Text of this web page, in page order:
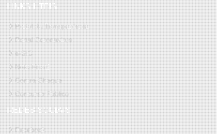
LINKS ÚTEIS
Portal da Transparência
Portal Coronavirus
e-SIC
Nota Fiscal
Contra Cheque
Concurso Público
REDES SOCIAIS
Facebook